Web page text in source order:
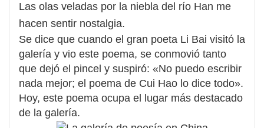
Las olas veladas por la niebla del río Han me
hacen sentir nostalgia.
Se dice que cuando el gran poeta Li Bai visitó la
galería y vio este poema, se conmovió tanto
que dejó el pincel y suspiró: «No puedo escribir
nada mejor; el poema de Cui Hao lo dice todo».
Hoy, este poema ocupa el lugar más destacado
de la galería.